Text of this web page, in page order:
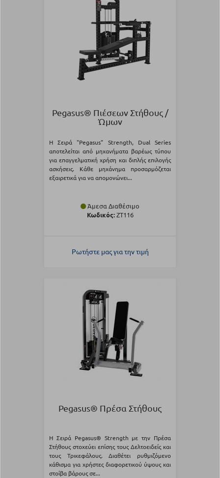
Pegasus® Πιέσεων Στήθους /
Ώμων
Η Σειρά "Pegasus" Strength, Dual Series
αποτελείται από μηχανήματα βαρέως τύπου
για επαγγελματική χρήση και διπλής επιλογής
ασκήσεις. Κάθε μηχάνημα προσαρμόζεται
εξαιρετικά για να απομονώνει...
Άμεσα Διαθέσιμο
Κωδικός:ZT116
Ρωτήστε μας για την τιμή
Pegasus® Πρέσα Στήθους
Η Σειρά Pegasus® Strength με την Πρέσα
Στήθους στοχεύει επίσης τους Δελτοειδείς και
τους Τρικεφάλους. Διαθέτει ρυθμιζόμενο
κάθισμα για χρήστες διαφορετικού ύψους και
στοίβα βάρους σε...